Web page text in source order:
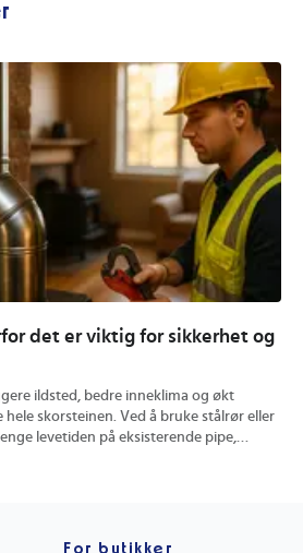
det er viktig for sikkerhet og
ildsted, bedre inneklima og økt
skorsteinen. Ved å bruke stålrør eller
levetiden på eksisterende pipe,
For butikker